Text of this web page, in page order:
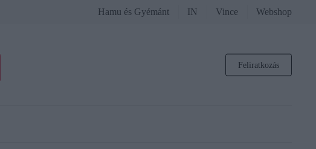
Hamu és Gyémánt IN Vince Webshop
Feliratkozás